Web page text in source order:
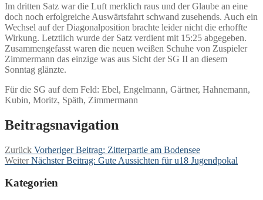
Im dritten Satz war die Luft merklich raus und der Glaube an eine
doch noch erfolgreiche Auswärtsfahrt schwand zusehends. Auch ein
Wechsel auf der Diagonalposition brachte leider nicht die erhoffte
Wirkung. Letztlich wurde der Satz verdient mit 15:25 abgegeben.
Zusammengefasst waren die neuen weißen Schuhe von Zuspieler
Zimmermann das einzige was aus Sicht der SG II an diesem
Sonntag glänzte.
Für die SG auf dem Feld: Ebel, Engelmann, Gärtner, Hahnemann,
Kubin, Moritz, Späth, Zimmermann
Beitragsnavigation
Zurück Vorheriger Beitrag: Zitterpartie am Bodensee
Weiter Nächster Beitrag: Gute Aussichten für u18 Jugendpokal
Kategorien